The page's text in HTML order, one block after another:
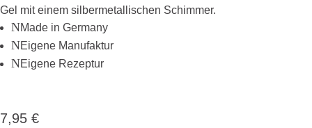
Gel mit einem silbermetallischen Schimmer.
NMade in Germany
NEigene Manufaktur
NEigene Rezeptur
7,95 €